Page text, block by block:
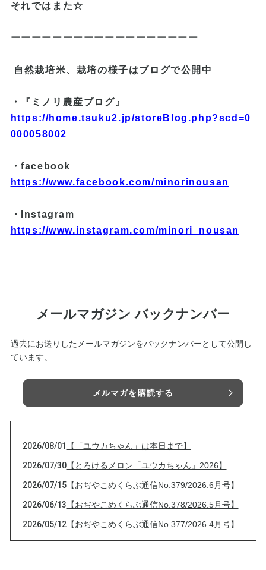
それではまた☆
ーーーーーーーーーーーーーーーーーー
自然栽培米、栽培の様子はブログで公開中
・『ミノリ農産ブログ』
https://home.tsuku2.jp/storeBlog.php?scd=0
000058002
・facebook
https://www.facebook.com/minorinousan
・Instagram
https://www.instagram.com/minori_nousan
メールマガジン バックナンバー
過去にお送りしたメールマガジンをバックナンバーとして公開し
ています。
メルマガを購読する
2026/08/01 【「ユウカちゃん」は本日まで】
2026/07/30【とろけるメロン「ユウカちゃん」2026】
2026/07/15【おぢやこめくらぶ通信No.379/2026.6月号】
2026/06/13 【おぢやこめくらぶ通信No.378/2026.5月号】
2026/05/12【おぢやこめくらぶ通信No.377/2026.4月号】
2026/04/13【おぢやこめくらぶ通信No.376/2026.3月号】